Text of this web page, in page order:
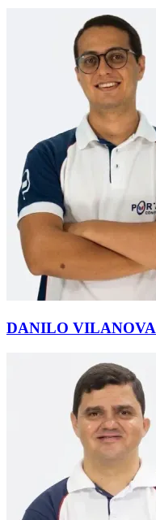
DANILO VILANOVA